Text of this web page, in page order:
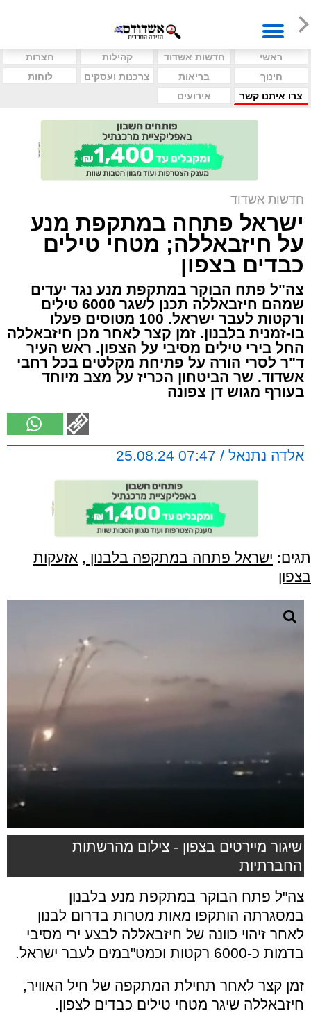
ראשי חדשות אשדוד קהילות
חצרות
חינוך
בריאות צרכנות ועסקים
לוחות
צרו איתנו קשר
אירועים
חדשות אשדוד
ישראל פתחה במתקפת מנע
על חיזבאללה; מטחי טילים
כבדים בצפון
צה"ל פתח הבוקר במתקפת מנע נגד יעדים
שמהם חיזבאללה תכנן לשגר 6000 טילים
ורקטות לעבר ישראל. 100 מטוסים פעלו
בו-זמנית בלבנון. זמן קצר לאחר מכן חיזבאללה
החל בירי טילים מסיבי על הצפון. ראש העיר
ד"ר לסרי הורה על פתיחת מקלטים בכל רחבי
אשדוד. שר הביטחון הכריז על מצב מיוחד
בעורף מגוש דן צפונה
אלדה נתנאל / 07:47 25.08.24
תגים: ישראל פתחה במתקפה בלבנון , אזעקות
בצפון
שיגור מיירטים בצפון - צילום מהרשתות
החברתיות
צה"ל פתח הבוקר במתקפת מנע בלבנון
במסגרתה הותקפו מאות מטרות בדרום לבנון
לאחר זיהוי כוונה של חיזבאללה לבצע ירי מסיבי
בדמות כ-6000 רקטות וכמט"במים לעבר ישראל.
זמן קצר לאחר תחילת המתקפה של חיל האוויר,
חיזבאללה שיגר מטחי טילים כבדים לצפון.